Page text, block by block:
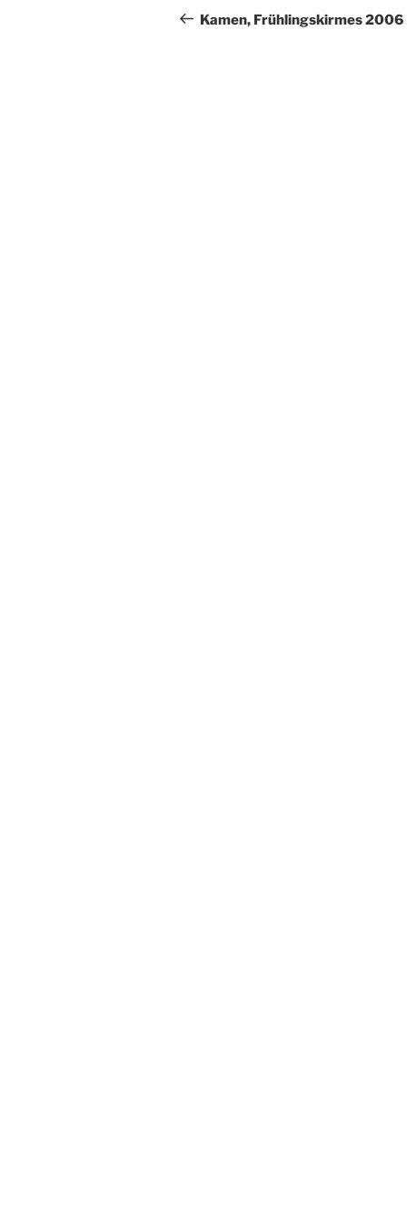
Beitrag
Kamen, Frühlingskirmes 2006